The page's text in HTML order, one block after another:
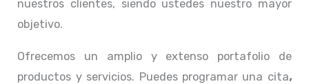
nuestros clientes, siendo ustedes nuestro mayor
objetivo.
Ofrecemos un amplio y extenso portafolio de
productos y servicios. Puedes programar una cita,